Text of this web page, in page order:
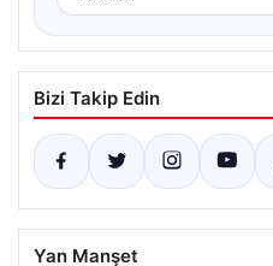
Bizi Takip Edin
Yan Manşet